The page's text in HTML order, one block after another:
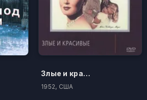
Злые и красивые
1952, США